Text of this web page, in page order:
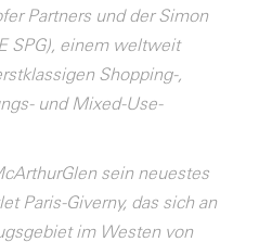
Partners und der Simon
SPG), einem weltweit
Shopping-,
und Mixed-Use-
sein neuestes
Paris-Giverny, das sich an
im Westen von